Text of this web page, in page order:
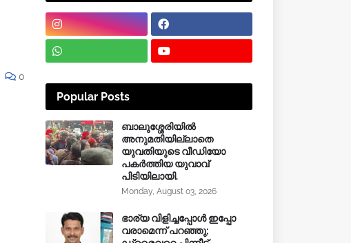
0
Popular Posts
ബാലുശ്ശേരിയിൽ
അനുമതിയില്ലാതെ
യുവതിയുടെ വീഡിയോ
പകർത്തിയ യുവാവ്
പിടിയിലായി.
Monday, August 03, 2026
ഭാര്യ വിളിച്ചപ്പോള്‍ ഇപ്പോ
വരാമെന്ന് പറഞ്ഞു;